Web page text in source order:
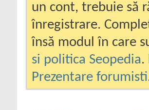
un cont, trebuie să
înregistrare.
însă modul în care
si politica Seopedia.
Prezentare forumisti